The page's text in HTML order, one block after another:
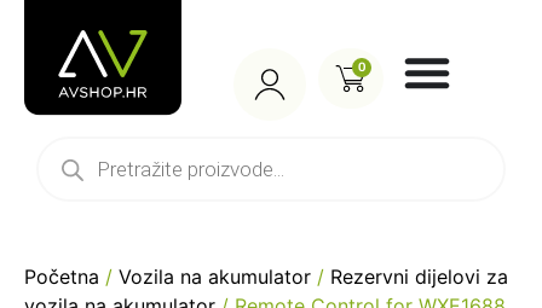
0
Početna / Vozila na akumulator / Rezervni dijelovi za